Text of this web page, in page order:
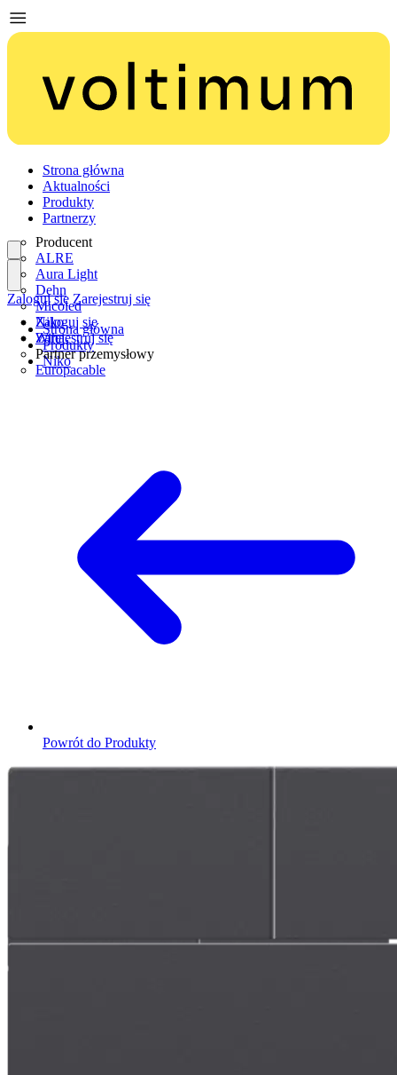
Strona główna
Aktualności
Produkty
Partnerzy
Producent
ALRE
Aura Light
Dehn
Micoled
Niko
Wiha
Partner przemysłowy
Europacable
Zaloguj się
Zarejestruj się
Zaloguj się Zarejestruj się
Strona główna
Produkty
Niko
Powrót do Produkty